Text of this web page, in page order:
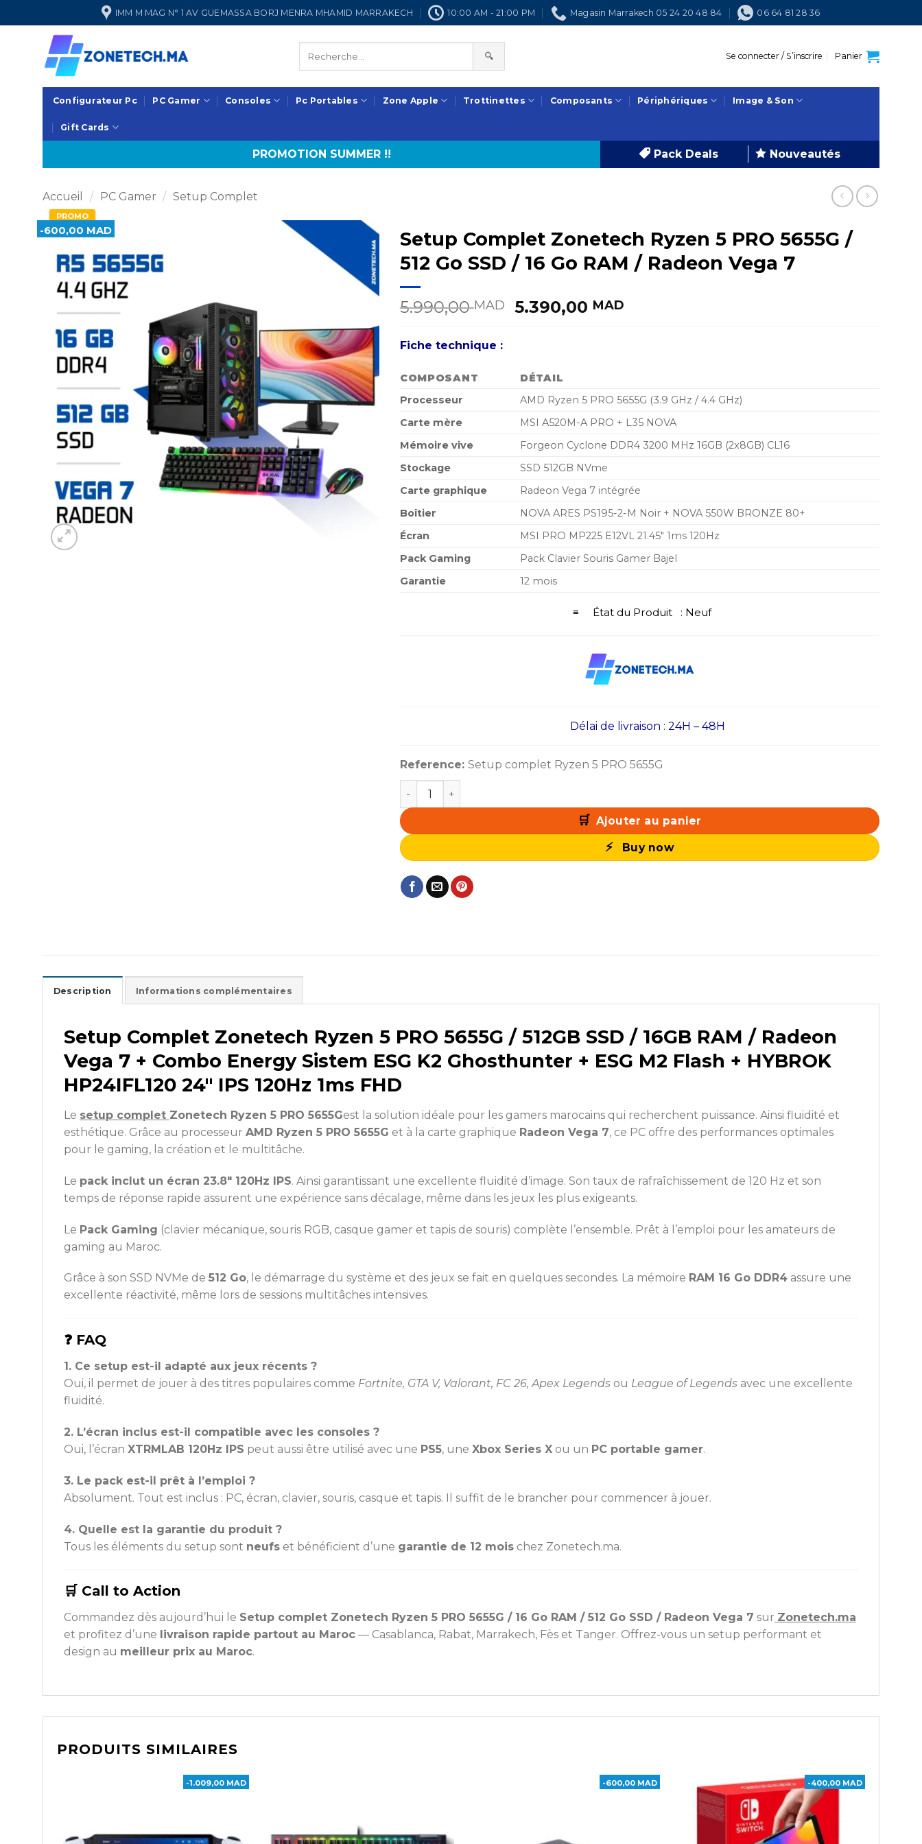
au
IMM M MAG N° 1 AV GUEMASSA BORJ MENRA MHAMID MARRAKECH 10:00 AM - 21:00 PM Magasin Marrakech 05 24 20 48 84 06 64 81 28 36
🔍 Se connecter / S’inscrire Panier
Configurateur Pc PC Gamer Consoles Pc Portables Zone Apple Trottinettes Composants Périphériques Image & Son
Gift Cards
PROMOTION SUMMER !! Pack Deals Nouveautés
Accueil / PC Gamer / Setup Complet
PROMO
-600,00 MAD
Setup Complet Zonetech Ryzen 5 PRO 5655G /
512 Go SSD / 16 Go RAM / Radeon Vega 7
5.990,00MAD
Le
5.990,00 MAD.
5.390,00 MAD
Fiche technique :
COMPOSANT
DÉTAIL
Processeur
AMD Ryzen 5 PRO 5655G (3.9 GHz / 4.4 GHz)
Carte mère
MSI A520M-A PRO + L35 NOVA
Mémoire vive
Forgeon Cyclone DDR4 3200 MHz 16GB (2x8GB) CL16
Stockage
SSD 512GB NVme
Carte graphique
Radeon Vega 7 intégrée
Boîtier
NOVA ARES PS195-2-M Noir + NOVA 550W BRONZE 80+
Écran
MSI PRO MP225 E12VL 21.45″ 1ms 120Hz
Pack Gaming
Pack Clavier Souris Gamer Bajel
Garantie
12 mois
≡ État du Produit : Neuf
Délai de livraison : 24H – 48H
Reference: Setup complet Ryzen 5 PRO 5655G
quantité de Setup Complet Zonetech Ryzen 5 PRO 5655G / 512 Go SSD / 16 Go RAM / Radeon
Ajouter au panier
Buy now
Description Informations complémentaires
Setup Complet Zonetech Ryzen 5 PRO 5655G / 512GB SSD / 16GB RAM / Radeon
Vega 7 + Combo Energy Sistem ESG K2 Ghosthunter + ESG M2 Flash + HYBROK
HP24IFL120 24″ IPS 120Hz 1ms FHD
Le setup complet Zonetech Ryzen 5 PRO 5655Gest la solution idéale pour les gamers marocains qui recherchent puissance. Ainsi fluidité et
esthétique. Grâce au processeur AMD Ryzen 5 PRO 5655G et à la carte graphique Radeon Vega 7, ce PC offre des performances optimales
pour le gaming, la création et le multitâche.
Le pack inclut un écran 23.8″ 120Hz IPS. Ainsi garantissant une excellente fluidité d’image. Son taux de rafraîchissement de 120 Hz et son
temps de réponse rapide assurent une expérience sans décalage, même dans les jeux les plus exigeants.
Le Pack Gaming (clavier mécanique, souris RGB, casque gamer et tapis de souris) complète l’ensemble. Prêt à l’emploi pour les amateurs de
gaming au Maroc.
Grâce à son SSD NVMe de 512 Go, le démarrage du système et des jeux se fait en quelques secondes. La mémoire RAM 16 Go DDR4 assure une
excellente réactivité, même lors de sessions multitâches intensives.
❓ FAQ
1. Ce setup est-il adapté aux jeux récents ?
Oui, il permet de jouer à des titres populaires comme Fortnite, GTA V, Valorant, FC 26, Apex Legends ou League of Legends avec une excellente
fluidité.
2. L’écran inclus est-il compatible avec les consoles ?
Oui, l’écran XTRMLAB 120Hz IPS peut aussi être utilisé avec une PS5, une Xbox Series X ou un PC portable gamer.
3. Le pack est-il prêt à l’emploi ?
Absolument. Tout est inclus : PC, écran, clavier, souris, casque et tapis. Il suffit de le brancher pour commencer à jouer.
4. Quelle est la garantie du produit ?
Tous les éléments du setup sont neufs et bénéficient d’une garantie de 12 mois chez Zonetech.ma.
🛒 Call to Action
Commandez dès aujourd’hui le Setup complet Zonetech Ryzen 5 PRO 5655G / 16 Go RAM / 512 Go SSD / Radeon Vega 7 sur Zonetech.ma
et profitez d’une livraison rapide partout au Maroc — Casablanca, Rabat, Marrakech, Fès et Tanger. Offrez-vous un setup performant et
design au meilleur prix au Maroc.
PRODUITS SIMILAIRES
-1.009,00 MAD -600,00 MAD -400,00 MAD